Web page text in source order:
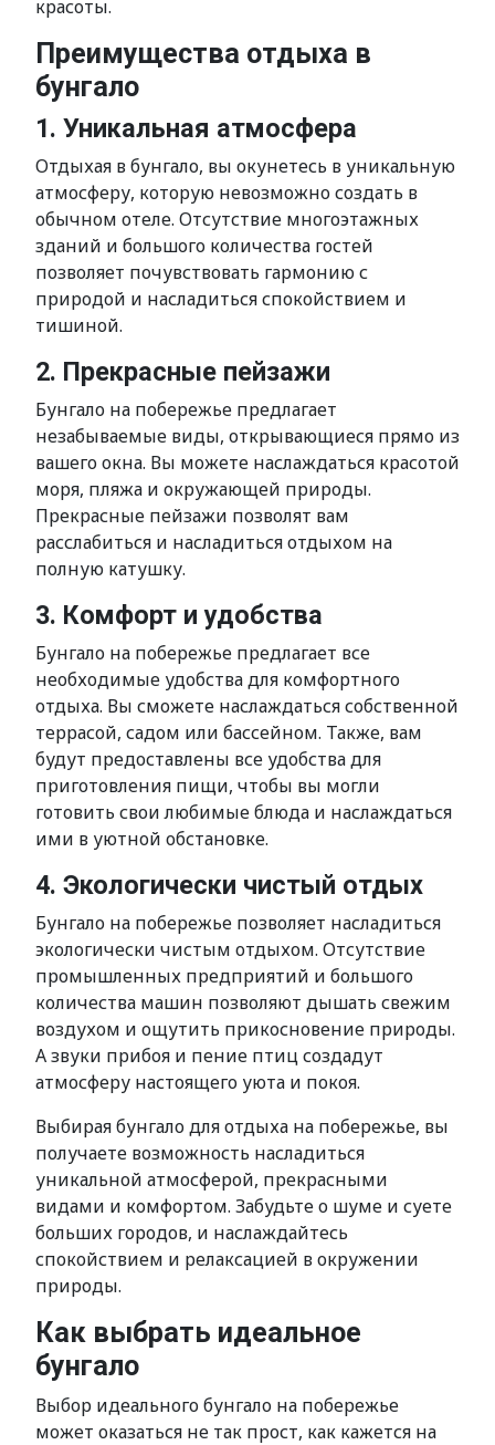
красоты.
Преимущества отдыха в
бунгало
1. Уникальная атмосфера
Отдыхая в бунгало, вы окунетесь в уникальную
атмосферу, которую невозможно создать в
обычном отеле. Отсутствие многоэтажных
зданий и большого количества гостей
позволяет почувствовать гармонию с
природой и насладиться спокойствием и
тишиной.
2. Прекрасные пейзажи
Бунгало на побережье предлагает
незабываемые виды, открывающиеся прямо из
вашего окна. Вы можете наслаждаться красотой
моря, пляжа и окружающей природы.
Прекрасные пейзажи позволят вам
расслабиться и насладиться отдыхом на
полную катушку.
3. Комфорт и удобства
Бунгало на побережье предлагает все
необходимые удобства для комфортного
отдыха. Вы сможете наслаждаться собственной
террасой, садом или бассейном. Также, вам
будут предоставлены все удобства для
приготовления пищи, чтобы вы могли
готовить свои любимые блюда и наслаждаться
ими в уютной обстановке.
4. Экологически чистый отдых
Бунгало на побережье позволяет насладиться
экологически чистым отдыхом. Отсутствие
промышленных предприятий и большого
количества машин позволяют дышать свежим
воздухом и ощутить прикосновение природы.
А звуки прибоя и пение птиц создадут
атмосферу настоящего уюта и покоя.
Выбирая бунгало для отдыха на побережье, вы
получаете возможность насладиться
уникальной атмосферой, прекрасными
видами и комфортом. Забудьте о шуме и суете
больших городов, и наслаждайтесь
спокойствием и релаксацией в окружении
природы.
Как выбрать идеальное
бунгало
Выбор идеального бунгало на побережье
может оказаться не так прост, как кажется на